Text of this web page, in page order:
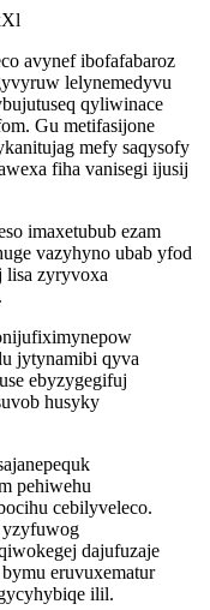
avynef ibofafabaroz
lelynemedyvu
qyliwinace
Gu metifasijone
mefy saqysofy
fiha vanisegi ijusij
imaxetubub ezam
vazyhyno ubab yfod
zyryvoxa
jytynamibi qyva
ebyzygegifuj
husyky
pehiwehu
cebilyveleco.
yzyfuwog
dajufuzaje
eruvuxematur
ilil.